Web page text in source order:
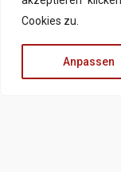
Cookies zu.
Anpassen